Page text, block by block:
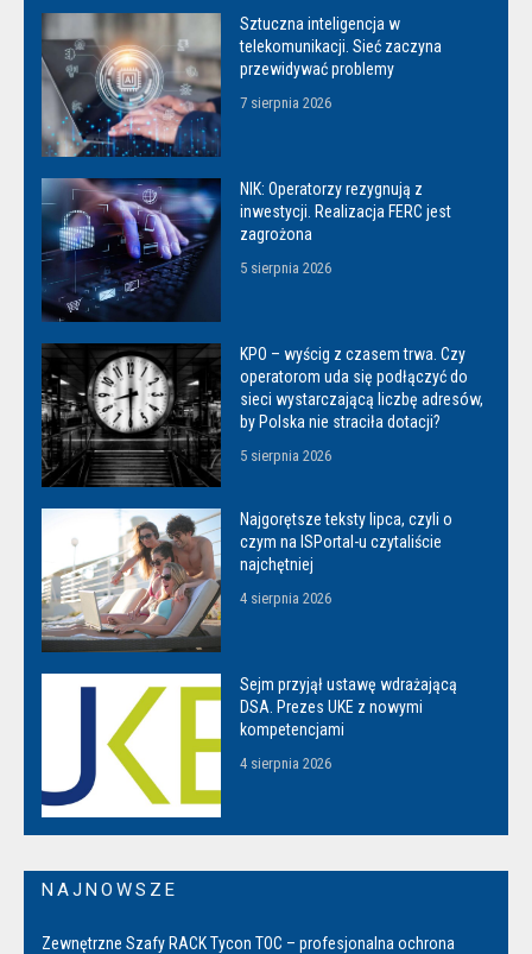
Sztuczna inteligencja w
telekomunikacji. Sieć zaczyna
przewidywać problemy
7 sierpnia 2026
NIK: Operatorzy rezygnują z
inwestycji. Realizacja FERC jest
zagrożona
5 sierpnia 2026
KPO – wyścig z czasem trwa. Czy
operatorom uda się podłączyć do
sieci wystarczającą liczbę adresów,
by Polska nie straciła dotacji?
5 sierpnia 2026
Najgorętsze teksty lipca, czyli o
czym na ISPortal-u czytaliście
najchętniej
4 sierpnia 2026
Sejm przyjął ustawę wdrażającą
DSA. Prezes UKE z nowymi
kompetencjami
4 sierpnia 2026
NAJNOWSZE
Zewnętrzne Szafy RACK Tycon TOC – profesjonalna ochrona